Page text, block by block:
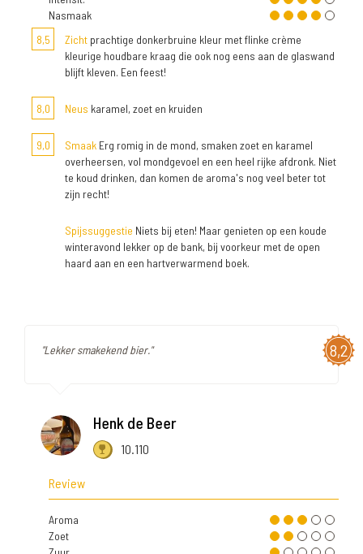
Nasmaak
8,5
Zicht prachtige donkerbruine kleur met flinke crème
kleurige houdbare kraag die ook nog eens aan de glaswand
blijft kleven. Een feest!
8,0 Neus karamel, zoet en kruiden
9,0 Smaak Erg romig in de mond, smaken zoet en karamel
overheersen, vol mondgevoel en een heel rijke afdronk. Niet
te koud drinken, dan komen de aroma's nog veel beter tot
zijn recht!
Spijssuggestie Niets bij eten! Maar genieten op een koude
winteravond lekker op de bank, bij voorkeur met de open
haard aan en een hartverwarmend boek.
8,2
"Lekker smakekend bier."
Henk de Beer
10.110
Review
Aroma
Zoet